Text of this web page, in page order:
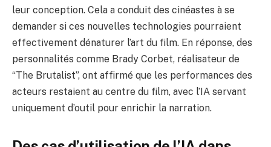
leur conception. Cela a conduit des cinéastes à se
demander si ces nouvelles technologies pourraient
effectivement dénaturer l’art du film. En réponse, des
personnalités comme Brady Corbet, réalisateur de
“The Brutalist”, ont affirmé que les performances des
acteurs restaient au centre du film, avec l’IA servant
uniquement d’outil pour enrichir la narration.